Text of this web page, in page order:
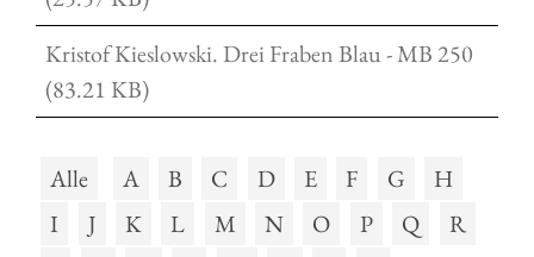
Kristof Kieslowski. Drei Fraben Blau - MB 250
(83.21 KB)
Alle A B C D E F G
H
I
J K L M N O P Q
R